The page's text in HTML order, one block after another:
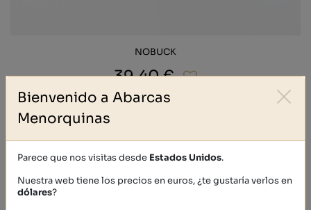
NOBUCK
39,40 €
Bienvenido a Abarcas
Menorquinas
Parece que nos visitas desde Estados Unidos.
Nuestra web tiene los precios en euros, ¿te gustaría verlos en
dólares?